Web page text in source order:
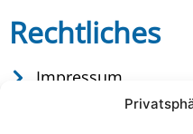
Rechtliches
Impressum
Datenschutz